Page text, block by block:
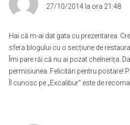
27/10/2014 la ora 21:48
Hai că m-ai dat gata cu prezentarea.
sfera blogului cu o secțiune de
Îmi pare răi că nu ai pozat chelnerița.
permisiunea. Felicitări pentru postare!
Îl cunosc pe „Excalibur” este de